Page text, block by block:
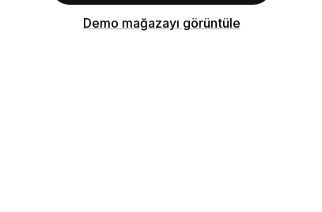
Demo mağazayı görüntüle